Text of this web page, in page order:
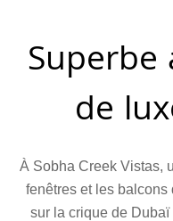
de
À Sobha Creek Vistas,
fenêtres et les
sur la crique de